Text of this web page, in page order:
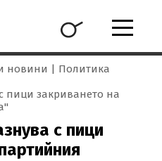
новини
Политика
пици закриването на
с пици